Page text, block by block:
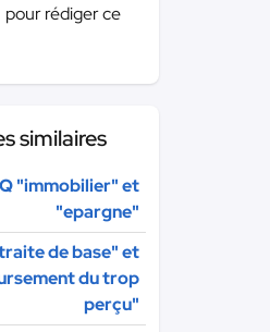
rédiger ce
similaires
"immobilier" et
"epargne"
de base" et
du trop
perçu"